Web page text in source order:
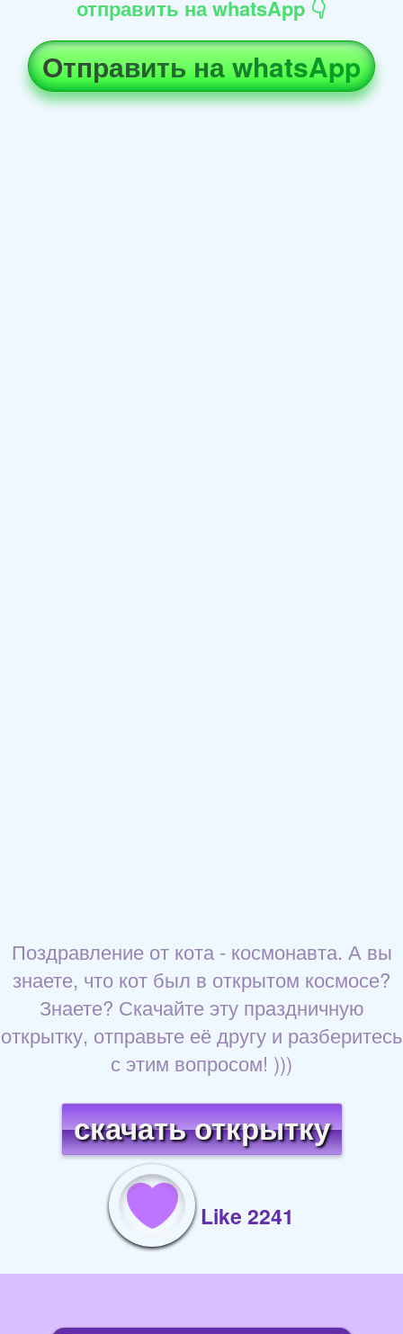
отправить на whatsApp 👇
Отправить на whatsApp
Поздравление от кота - космонавта. А вы
знаете, что кот был в открытом космосе?
Знаете? Скачайте эту праздничную
открытку, отправьте её другу и разберитесь
с этим вопросом! )))
скачать открытку
Like 2241